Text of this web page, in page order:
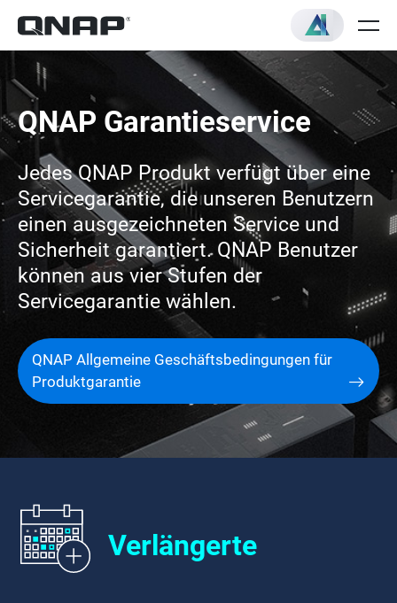
QNAP Garantieservice
Jedes QNAP Produkt verfügt über eine
Servicegarantie, die unseren Benutzern
einen ausgezeichneten Service und
Sicherheit garantiert. QNAP Benutzer
können aus vier Stufen der
Servicegarantie wählen.
QNAP Allgemeine Geschäftsbedingungen für
Produktgarantie
Verlängerte